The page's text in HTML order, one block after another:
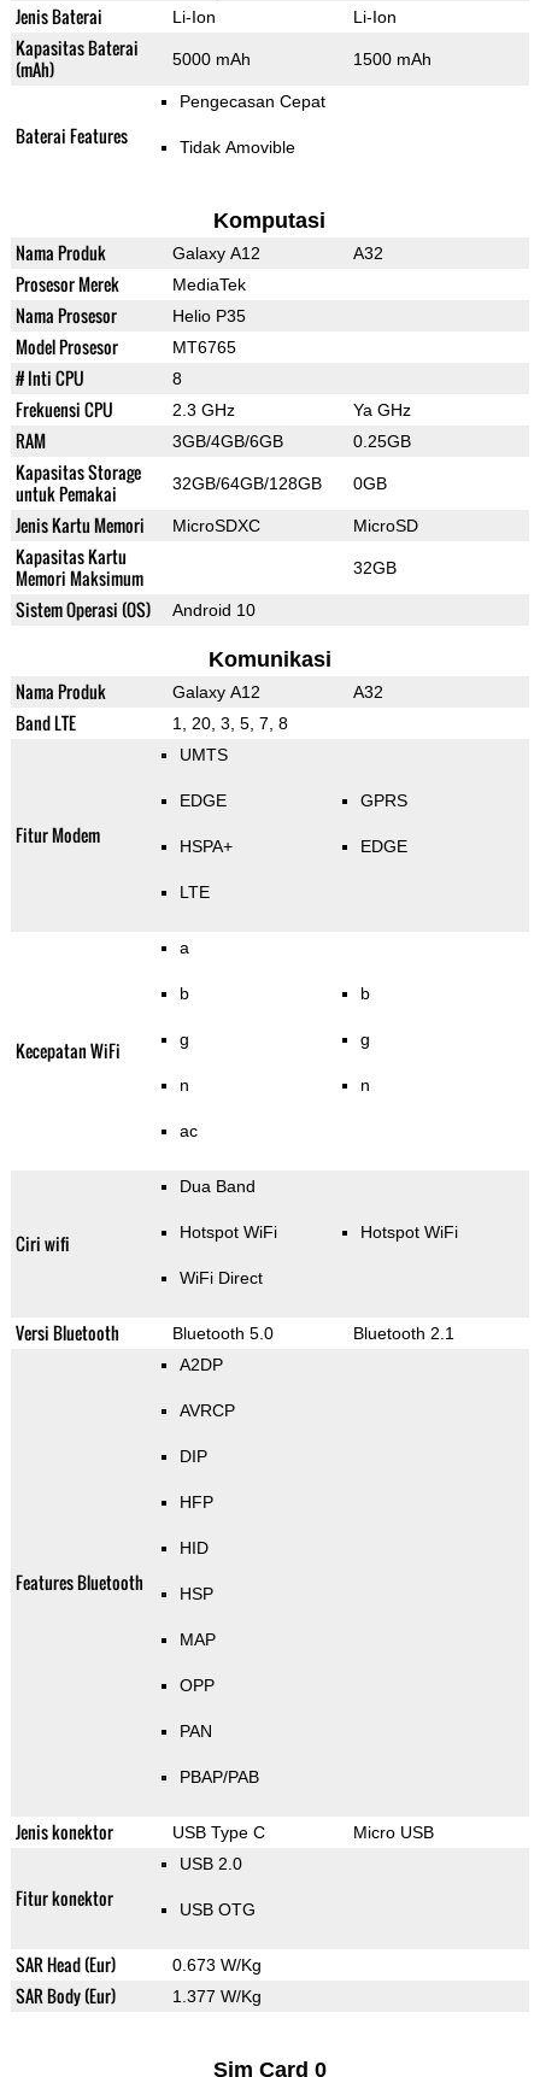
Jenis Baterai Li-Ion Li-Ion
Kapasitas Baterai
(mAh)
5000 mAh 1500 mAh
Baterai Features
Pengecasan Cepat
Tidak Amovible
Komputasi
Nama Produk Galaxy A12 A32
Prosesor Merek MediaTek
Nama Prosesor Helio P35
Model Prosesor MT6765
# Inti CPU 8
Frekuensi CPU 2.3 GHz Ya GHz
RAM 3GB/4GB/6GB 0.25GB
Kapasitas Storage
untuk Pemakai
32GB/64GB/128GB 0GB
Jenis Kartu Memori MicroSDXC MicroSD
Kapasitas Kartu
Memori Maksimum
32GB
Sistem Operasi (OS) Android 10
Komunikasi
Nama Produk Galaxy A12 A32
Band LTE 1, 20, 3, 5, 7, 8
Fitur Modem
UMTS
EDGE
HSPA+
LTE
GPRS
EDGE
Kecepatan WiFi
a
b
g
n
ac
b
g
n
Ciri wifi
Dua Band
Hotspot WiFi
WiFi Direct
Hotspot WiFi
Versi Bluetooth Bluetooth 5.0 Bluetooth 2.1
Features Bluetooth
A2DP
AVRCP
DIP
HFP
HID
HSP
MAP
OPP
PAN
PBAP/PAB
Jenis konektor USB Type C Micro USB
Fitur konektor
USB 2.0
USB OTG
SAR Head (Eur) 0.673 W/Kg
SAR Body (Eur) 1.377 W/Kg
Sim Card 0